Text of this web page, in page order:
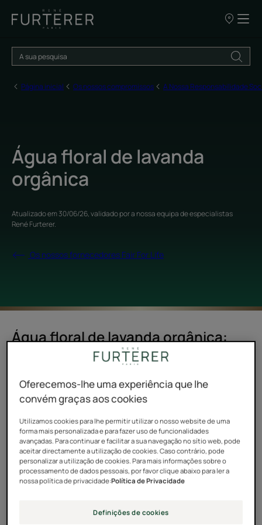
OS
DE
VENDA
Página inicial Os nossos compromissos A Nossa Responsabilidade
Água floral de lavanda
orgânica
Atualizado em30/06/26, validado pora nossa equipa de especialistas
René Furterer.
Os nossos fornecedores Fair For Life
Água floral de lavanda orgânica:
tão suave, tão preciosa e
responsável!
A belíssima planta mediterrânica com propriedades
calmantes e relaxantes é um ingrediente adorado por
René Furterer igualmente proveniente de Provence.
Playing YouTube videos requires the use of
Oferecemos-lhe uma experiência que lhe
convém graças aos cookies
Utilizamos cookies para lhe permitir utilizar o nosso website de uma
forma mais personalizada e para fazer uso de funcionalidades
avançadas. Para continuar e facilitar a sua navegação no sítio web, pode
aceitar directamente a utilização de cookies. Caso contrário, pode
personalizar a utilização de cookies. Para mais informações sobre o
processamento de dados pessoais, por favor clique abaixo para ler a
nossa política de privacidade:Política de Privacidade
Definições de cookies